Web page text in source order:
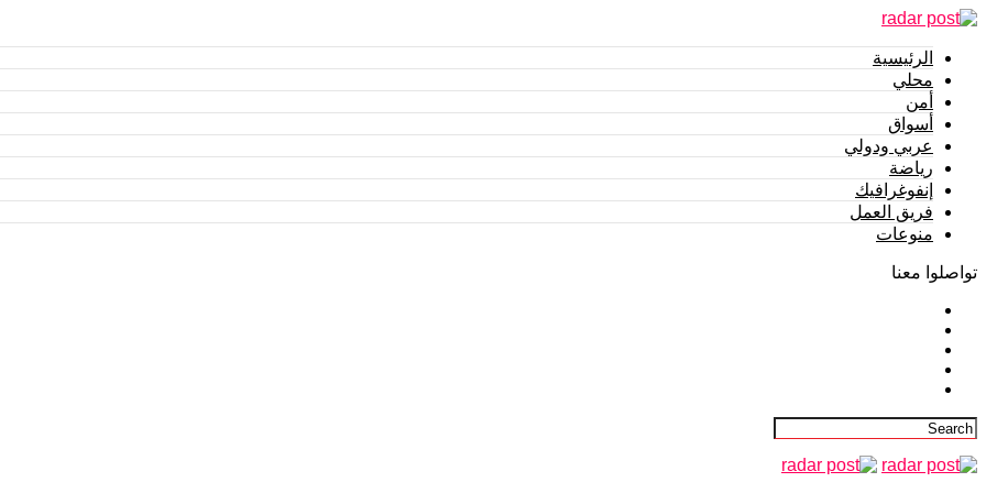
الرئيسية
محلي
أمن
أسواق
عربي ودولي
رياضة
إنفوغرافيك
فريق العمل
منوعات
تواصلوا معنا